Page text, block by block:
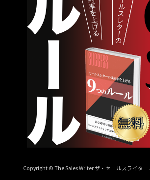
Copyright © The Sales Writer ザ・セールスライター